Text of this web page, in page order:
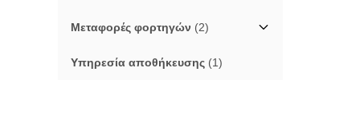
Μεταφορές φορτηγών (2)
Υπηρεσία αποθήκευσης (1)